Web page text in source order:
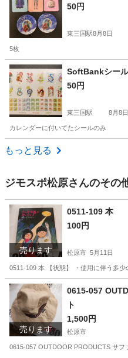
50円
東三国駅8月8日
5枚
大阪 大阪市
SoftBankシール
50円
東三国駅 8月8日
カレンダーに付いてたシールのみ
大阪 大阪市
もっと見る
ジモスポ松原さんのその
売ります
0511-109 本
100円
松原市 5月11日
0511-109 本 【状態】 ・使用に伴う多
大阪 松原市
売ります
0615-057
ト
1,500円
松原市
0615-057 OUTDOOR PRODUCTS サ